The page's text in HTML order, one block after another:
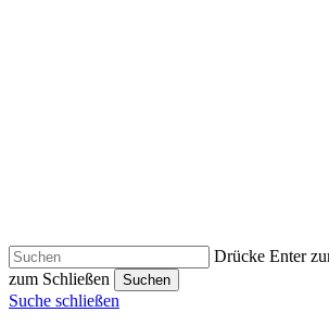
Drücke Enter
zum Schließen
Suchen
Suche schließen